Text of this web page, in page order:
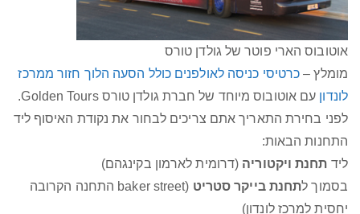
אוטובוס הארי פוטר של גולדן טורס
מומלץ – כרטיסי כניסה לאולפנים כולל הסעה הלוך חזור ממרכז
לונדון עם אוטובוס מיוחד של חברת גולדן טורס Golden Tours.
לפני בחירת התאריך אתם צריכים לבחור את נקודת האיסוף ליד
התחנות הבאות:
ליד תחנת ויקטוריה (דרומית לארמון בקינגהם)
בסמוך לתחנת בייקר סטריט
(baker street התחנה הקרובה
יחסית למרכז לונדון)